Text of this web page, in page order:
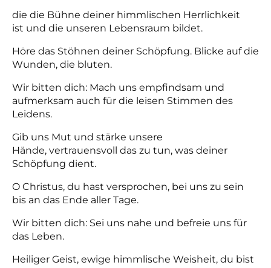
die die Bühne deiner himmlischen Herrlichkeit
ist und die unseren Lebensraum bildet.
Höre das Stöhnen deiner Schöpfung. Blicke auf die
Wunden, die bluten.
Wir bitten dich: Mach uns empfindsam und
aufmerksam auch für die leisen Stimmen des
Leidens.
Gib uns Mut und stärke unsere
Hände, vertrauensvoll das zu tun, was deiner
Schöpfung dient.
O Christus, du hast versprochen, bei uns zu sein
bis an das Ende aller Tage.
Wir bitten dich: Sei uns nahe und befreie uns für
das Leben.
Heiliger Geist, ewige himmlische Weisheit, du bist